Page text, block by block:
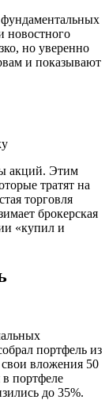
новостного
но уверенно
и показывают
акций. Этим
тратят на
торговля
брокерская
«купил и
портфель из
вложения 50
портфеле
до 35%.